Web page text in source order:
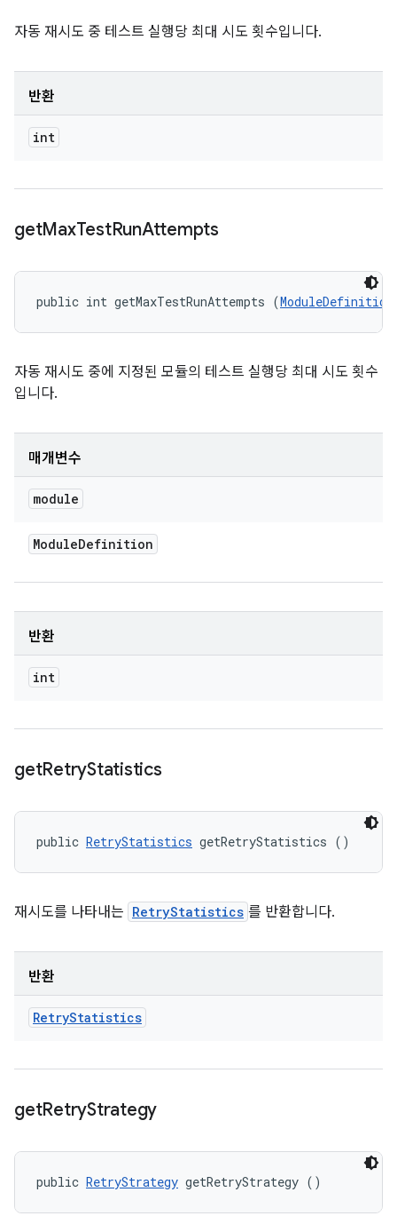
자동 재시도 중 테스트 실행당 최대 시도 횟수입니다.
반환
int
getMaxTestRunAttempts
public int getMaxTestRunAttempts (ModuleDefinition
자동 재시도 중에 지정된 모듈의 테스트 실행당 최대 시도 횟수
입니다.
매개변수
module
ModuleDefinition
반환
int
getRetryStatistics
public RetryStatistics getRetryStatistics ()
재시도를 나타내는 RetryStatistics 를 반환합니다.
반환
RetryStatistics
getRetryStrategy
public RetryStrategy getRetryStrategy ()